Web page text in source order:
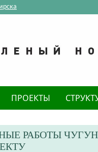
ПРОЕКТЫ
РАБОТЫ